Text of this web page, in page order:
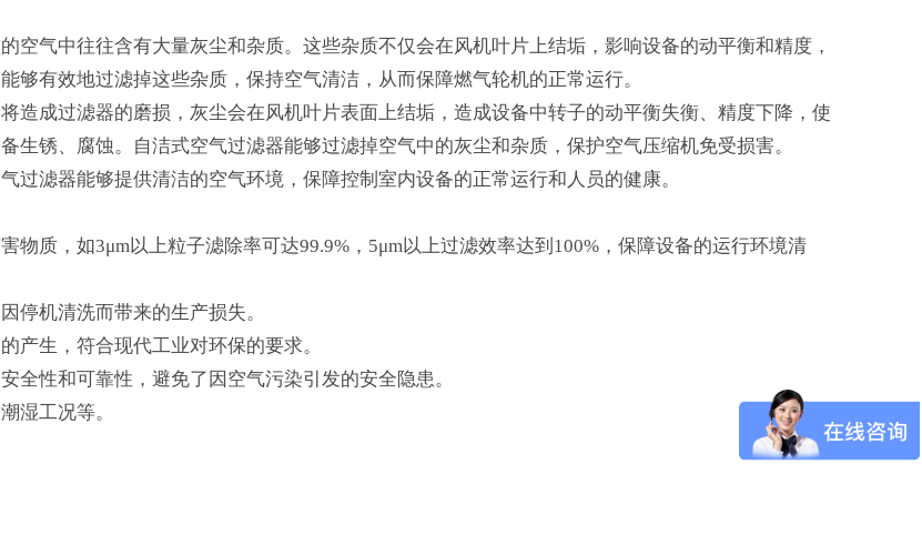
空气中往往含有大量灰尘和杂质。这些杂质不仅会在风机叶片上结垢，影响设备的动平衡和精度，
有效地过滤掉这些杂质，保持空气清洁，从而保障燃气轮机的正常运行。
造成过滤器的磨损，灰尘会在风机叶片表面上结垢，造成设备中转子的动平衡失衡、精度下降，使
生锈、腐蚀。自洁式空气过滤器能够过滤掉空气中的灰尘和杂质，保护空气压缩机免受损害。
滤器能够提供清洁的空气环境，保障控制室内设备的正常运行和人员的健康。
物质，如3μm以上粒子滤除率可达99.9%，5μm以上过滤效率达到100%，保障设备的运行环境清
停机清洗而带来的生产损失。
产生，符合现代工业对环保的要求。
全性和可靠性，避免了因空气污染引发的安全隐患。
湿工况等。